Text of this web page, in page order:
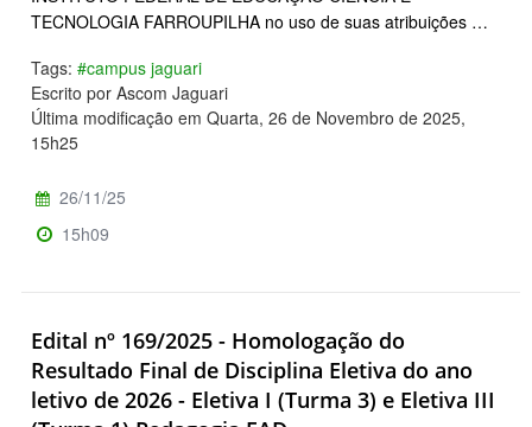
TECNOLOGIA FARROUPILHA no uso de suas atribuições …
Tags: #campus jaguari
Escrito por Ascom Jaguari
Última modificação em Quarta, 26 de Novembro de 2025,
15h25
26/11/25
15h09
Edital nº 169/2025 - Homologação do
Resultado Final de Disciplina Eletiva do ano
letivo de 2026 - Eletiva I (Turma 3) e Eletiva III